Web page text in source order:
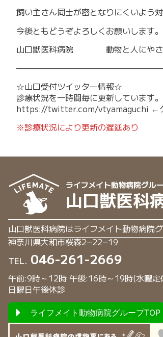
飼い主さん同士が密となりにくいよう
今後ともどうぞよろしくお願いします。
山口獣医科病院 動物と人にやさ
☆山口受付ツイッター情報☆
診療状況を一時間毎に更新しています。
https://twitter.com/vtyamaguchi ←
※診療状況により更新の遅延あり
山口獣医科病院はライフメイト動物病院
神奈川県大和市桜森2−22−19
TEL. 046-261-2669
午前:9時～12時 午後:16時～19時(水曜定
日曜日午後休診
ライフメイト動物病院グループTOP